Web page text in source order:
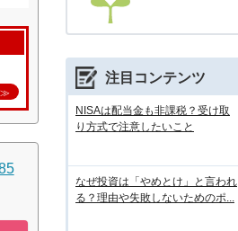
≫
注目コンテンツ
NISAは配当金も非課税？受け取
り方式で注意したいこと
なぜ投資は「やめとけ」と言われ
る？理由や失敗しないためのポ...